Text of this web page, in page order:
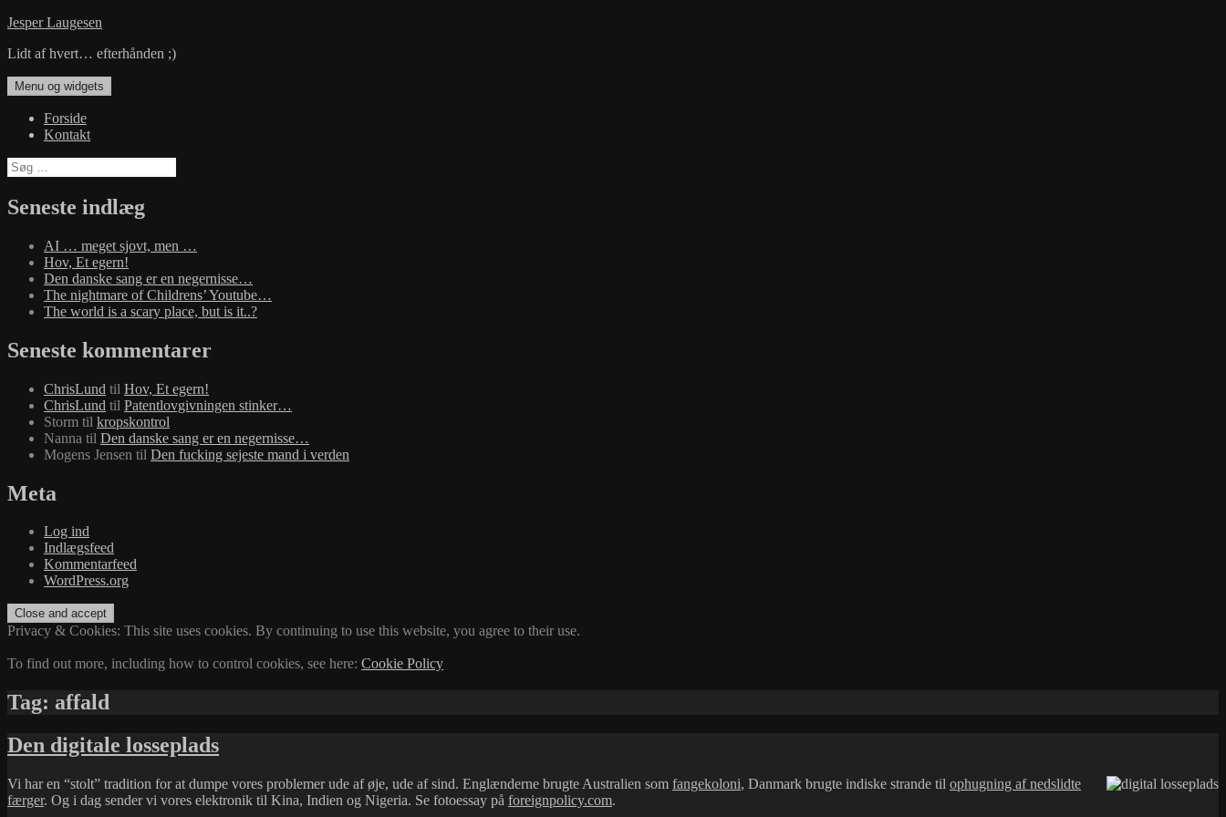
Hop
indhold
Jesper Laugesen
Lidt af hvert… efterhånden ;)
Menu og widgets
Forside
Kontakt
Søg
efter:
Seneste indlæg
AI … meget sjovt, men …
Hov, Et egern!
Den danske sang er en negernisse…
The nightmare of Childrens’ Youtube…
The world is a scary place, but is it..?
Seneste kommentarer
ChrisLund til Hov, Et egern!
ChrisLund til Patentlovgivningen stinker…
Storm til kropskontrol
Nanna til Den danske sang er en negernisse…
Mogens Jensen til Den fucking sejeste mand i verden
Meta
Log ind
Indlægsfeed
Kommentarfeed
WordPress.org
Privacy & Cookies: This site uses cookies. By continuing to use this website, you agree to their use.
To find out more, including how to control cookies, see here: Cookie Policy
Tag: affald
Den digitale losseplads
Vi har en “stolt” tradition for at dumpe vores problemer ude af øje, ude af sind. Englænderne brugte Australien som fangekoloni, Danmark brugte indiske strande til ophugning af nedslidte
færger. Og i dag sender vi vores elektronik til Kina, Indien og Nigeria. Se fotoessay på foreignpolicy.com.